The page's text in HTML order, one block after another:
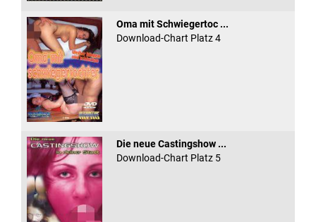
Oma mit Schwiegertoc ...
Download-Chart Platz 4
Die neue Castingshow ...
Download-Chart Platz 5